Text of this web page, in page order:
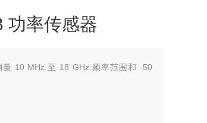
功率传感器
量 10 MHz 至 18 GHz 频率范围和 -50